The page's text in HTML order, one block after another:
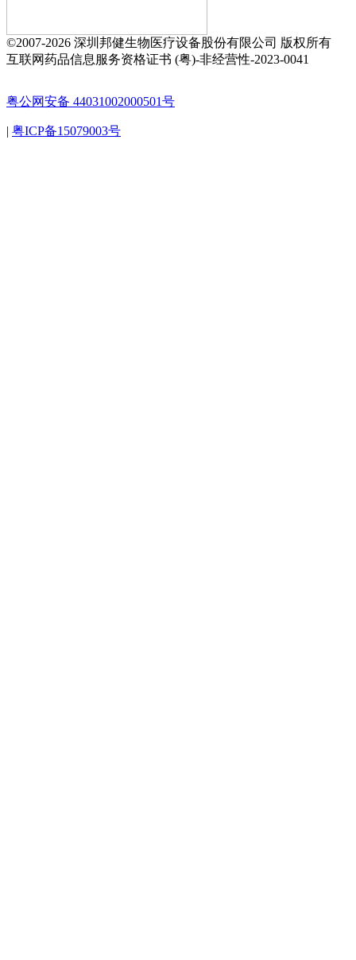
©2007-2026 深圳邦健生物医疗设备股份有限公司 版权所有
互联网药品信息服务资格证书 (粤)-非经营性-2023-0041
粤公网安备 44031002000501号
| 粤ICP备15079003号